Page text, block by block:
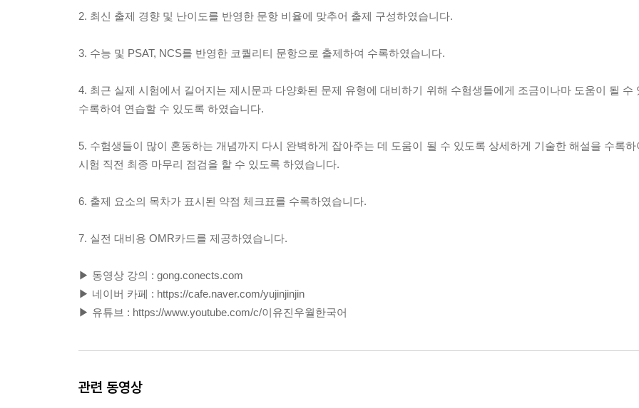
2. 최신 출제 경향 및 난이도를 반영한 문항 비율에 맞추어 출제 구성하였습니다.
3. 수능 및 PSAT, NCS를 반영한 코퀄리티 문항으로 출제하여 수록하였습니다.
4. 최근 실제 시험에서 길어지는 제시문과 다양화된 문제 유형에 대비하기 위해 수험생들에게 조금이나마 도움이 될 수
수록하여 연습할 수 있도록 하였습니다.
5. 수험생들이 많이 혼동하는 개념까지 다시 완벽하게 잡아주는 데 도움이 될 수 있도록 상세하게 기술한 해설을 수록
시험 직전 최종 마무리 점검을 할 수 있도록 하였습니다.
6. 출제 요소의 목차가 표시된 약점 체크표를 수록하였습니다.
7. 실전 대비용 OMR카드를 제공하였습니다.
▶ 동영상 강의 : gong.conects.com
▶ 네이버 카페 : https://cafe.naver.com/yujinjinjin
▶ 유튜브 : https://www.youtube.com/c/이유진우월한국어
관련 동영상